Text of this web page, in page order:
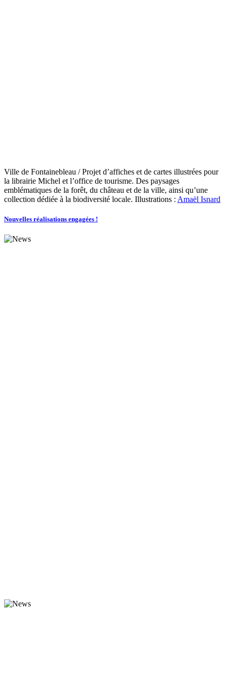
Ville de Fontainebleau / Projet d’affiches et de cartes illustrées pour
la librairie Michel et l’office de tourisme. Des paysages
emblématiques de la forêt, du château et de la ville, ainsi qu’une
collection dédiée à la biodiversité locale. Illustrations : Amaël Isnard
Nouvelles réalisations engagées !